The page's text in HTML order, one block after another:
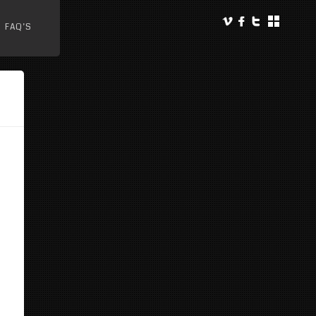
FAQ’S